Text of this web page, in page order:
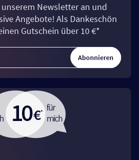
unserem Newsletter an und
Angebote! Als Dankeschön
Gutschein über 10 €*
Abonnieren